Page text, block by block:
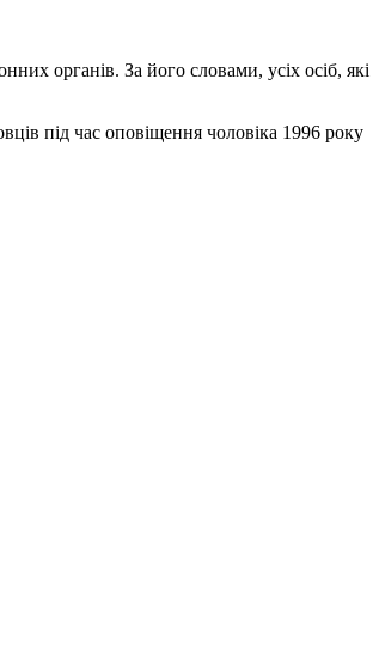
органів. За його словами, усіх осіб, які
під час оповіщення чоловіка 1996 року